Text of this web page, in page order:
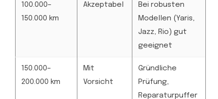
100.000–
150.000 km
Akzeptabel
Bei robusten
Modellen (Yaris,
Jazz, Rio) gut
geeignet
150.000–
200.000 km
Mit
Vorsicht
Gründliche
Prüfung,
Reparaturpuffer